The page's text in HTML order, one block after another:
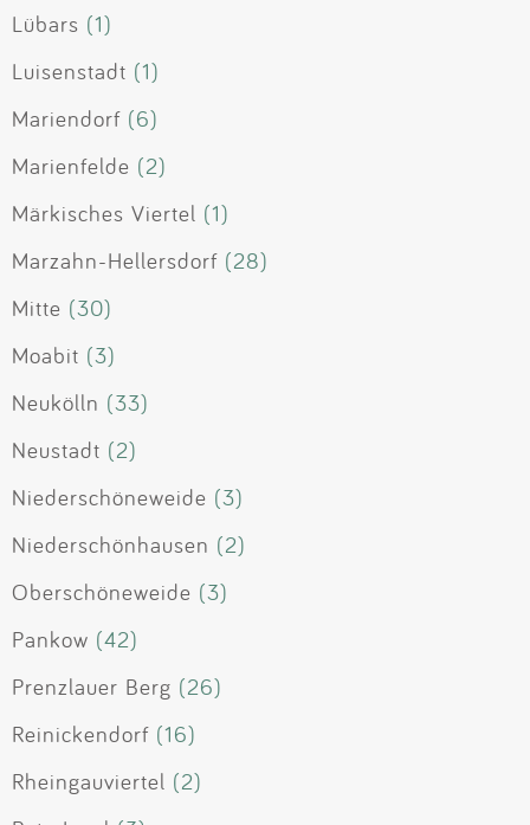
Lübars (1)
Luisenstadt (1)
Mariendorf (6)
Marienfelde (2)
Märkisches Viertel (1)
Marzahn-Hellersdorf (28)
Mitte (30)
Moabit (3)
Neukölln (33)
Neustadt (2)
Niederschöneweide (3)
Niederschönhausen (2)
Oberschöneweide (3)
Pankow (42)
Prenzlauer Berg (26)
Reinickendorf (16)
Rheingauviertel (2)